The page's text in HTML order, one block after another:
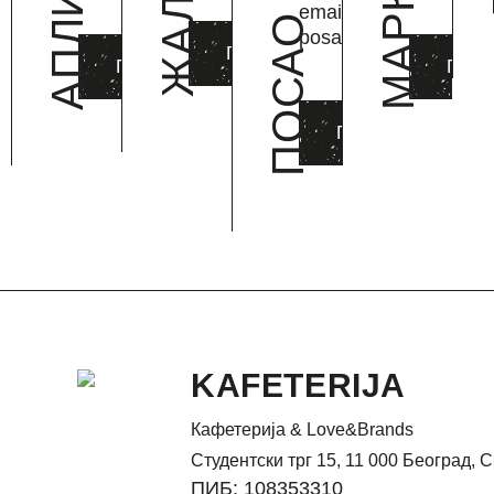
ПИШИ НАМ
ПИШИ НАМ
ПОСАОemail:
posao@kafeterija.com
ПИШИ НАМ
KAFETERIJA
Кафетерија & Love&Brands
Студентски трг 15, 11 000 Београд,
ПИБ: 108353310